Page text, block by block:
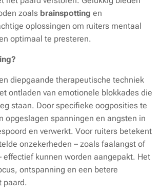
zoals brainspotting en
oplossingen om ruiters mentaal
optimaal te presteren.
diepgaande therapeutische techniek
ontladen van emotionele blokkades die
staan. Door specifieke oogposities te
opgeslagen spanningen en angsten in
en verwerkt. Voor ruiters betekent
onzekerheden – zoals faalangst of
effectief kunnen worden aangepakt. Het
ontspanning en een betere
paard.